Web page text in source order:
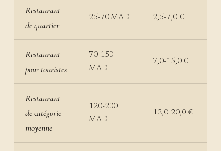
Restaurant
de quartier
25-70 MAD 2,5-7,0 €
Restaurant
pour touristes
70-150
MAD
7,0-15,0 €
Restaurant
de catégorie
moyenne
120-200
MAD
12,0-20,0 €